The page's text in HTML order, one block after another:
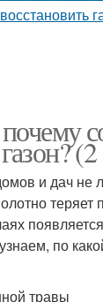
и дач не
теряет
по
травы